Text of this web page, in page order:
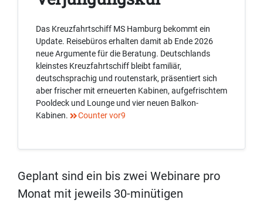
Das Kreuzfahrtschiff MS Hamburg bekommt ein
Update. Reisebüros erhalten damit ab Ende 2026
neue Argumente für die Beratung. Deutschlands
kleinstes Kreuzfahrtschiff bleibt familiär,
deutschsprachig und routenstark, präsentiert sich
aber frischer mit erneuerten Kabinen, aufgefrischtem
Pooldeck und Lounge und vier neuen Balkon-
Kabinen.
Counter vor9
Geplant sind ein bis zwei Webinare pro
Monat mit jeweils 30-minütigen